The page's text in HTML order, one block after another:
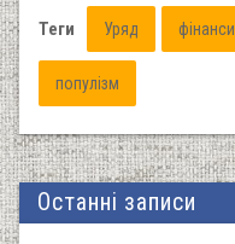
Теги Уряд фінанси
популізм
Останні записи